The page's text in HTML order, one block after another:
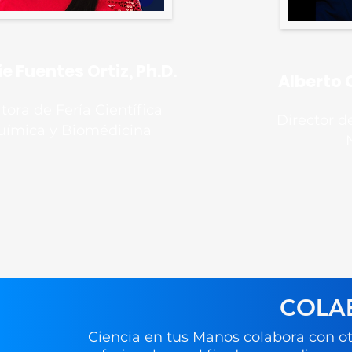
Ciencia en tus Manos colabora con